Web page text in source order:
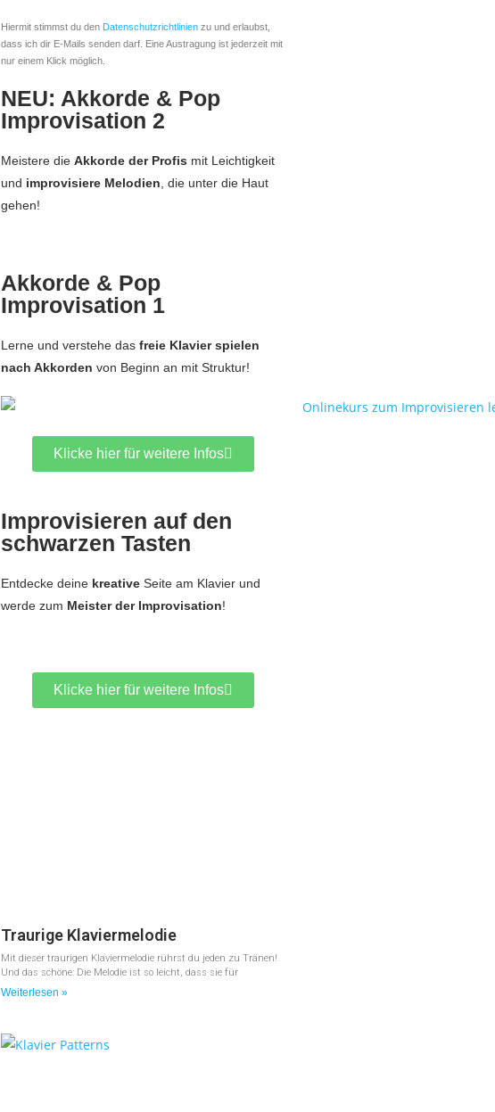
Hiermit stimmst du den Datenschutzrichtlinienzu und erlaubst,
dass ich dir E-Mails senden darf. Eine Austragung ist jederzeit mit
nur einem Klick möglich.
NEU: Akkorde & Pop
Improvisation 2
Meistere die Akkorde der Profis mit Leichtigkeit
und improvisiere Melodien , die unter die Haut
gehen!
Akkorde & Pop
Improvisation 1
Lerne und verstehe das freie Klavier spielen
nach Akkorden von Beginn an mit Struktur!
Klicke hier für weitere Infos
Improvisieren auf den
schwarzen Tasten
Entdecke deine kreativeSeite am Klavier und
werde zum Meister der Improvisation!
Klicke hier für weitere Infos
Traurige Klaviermelodie
Mit dieser traurigen Klaviermelodie rührst du jeden zu Tränen!
Und das schöne: Die Melodie ist so leicht, dass sie für
Weiterlesen »